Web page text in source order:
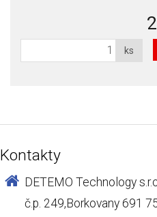
ks
Kontakty
DETEMO Technology
č.p. 249,Borkovany 691